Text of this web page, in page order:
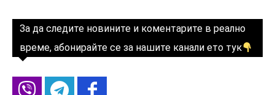
За да следите новините и коментарите в реално
време, абонирайте се за нашите канали ето тук